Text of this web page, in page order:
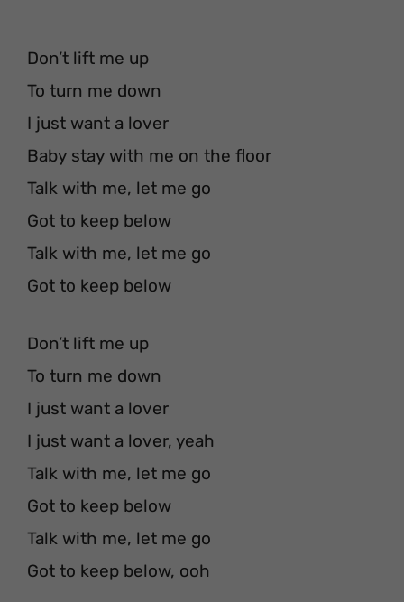
Don’t lift me up
To turn me down
I just want a lover
Baby stay with me on the floor
Talk with me, let me go
Got to keep below
Talk with me, let me go
Got to keep below
Don’t lift me up
To turn me down
I just want a lover
I just want a lover, yeah
Talk with me, let me go
Got to keep below
Talk with me, let me go
Got to keep below, ooh